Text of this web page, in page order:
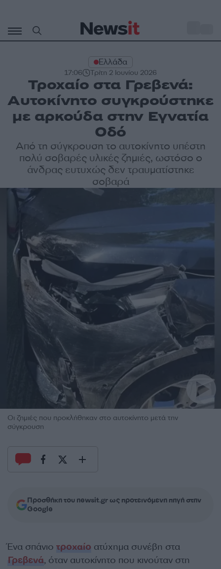
περιεχόμενο
Ελλάδα
17:06 Τρίτη 2 Ιουνίου 2026
Τροχαίο στα Γρεβενά:
Αυτοκίνητο συγκρούστηκε
με αρκούδα στην Εγνατία
Οδό
Από τη σύγκρουση το αυτοκίνητο υπέστη
πολύ σοβαρές υλικές ζημιές, ωστόσο ο
άνδρας ευτυχώς δεν τραυματίστηκε
σοβαρά
Οι ζημιές που προκλήθηκαν στο αυτοκίνητο μετά την
σύγκρουση
Προσθήκη του newsit.gr ως προτεινόμενη πηγή στην
Google
Ένα σπάνιο τροχαίο ατύχημα συνέβη στα
Γρεβενά, όταν αυτοκίνητο που κινούταν στη